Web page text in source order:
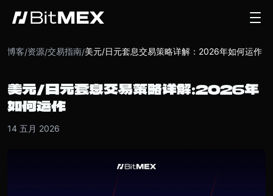
博客/资源/交易指南/美元/日元套息交易策略详解：2026年如何运作
美元/日元套息交易策略详解：2026年
如何运作
14 五月 2026